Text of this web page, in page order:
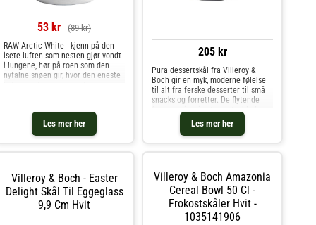
53 kr (89 kr)
Les mer her
RAW Arctic White - kjenn på den
isete luften som nesten gjør vondt
i lungene, hør på roen som den
nyfalne snøen gir, hvor den eneste
arktiske under
205 kr
Les mer her
Pura dessertskål fra Villeroy &
Boch gir en myk, moderne følelse
til alt fra ferske desserter til små
snacks og forretter. De flytende
formene, inspirert av lotusblader,
møter hvitt benporselen for å
skape et lett og moderne uttrykk
som passer inn i åpne
gjennomtenkte.Om dessertskålen
fra Villeroy & Boch- Elegant
dessertskål i hvitt benporselen.-
Mykt flytende form for et lett og
moderne uttrykk.- Passer til
Villeroy & Boch - Easter
Delight Skål Til Eggeglass
9,9 Cm Hvit
Villeroy & Boch Amazonia
Cereal Bowl 50 Cl -
Frokostskåler Hvit -
1035141906